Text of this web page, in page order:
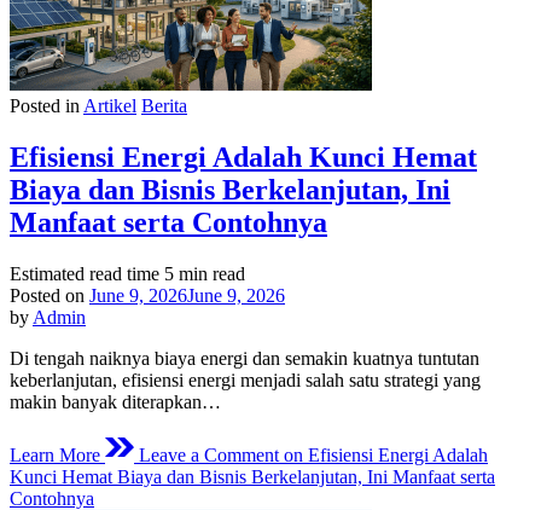
Posted in Artikel Berita
Efisiensi Energi Adalah Kunci Hemat
Biaya dan Bisnis Berkelanjutan, Ini
Manfaat serta Contohnya
Estimated read time 5 min read
Posted on June 9, 2026June 9, 2026
by Admin
Di tengah naiknya biaya energi dan semakin kuatnya tuntutan
keberlanjutan, efisiensi energi menjadi salah satu strategi yang
makin banyak diterapkan…
Learn More Leave a Comment on Efisiensi Energi Adalah
Kunci Hemat Biaya dan Bisnis Berkelanjutan, Ini Manfaat serta
Contohnya